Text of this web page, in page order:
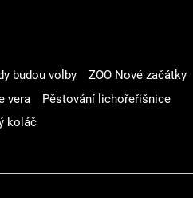
budou volby
ZOO Nové začátky
vera
Pěstování lichořeřišnice
koláč